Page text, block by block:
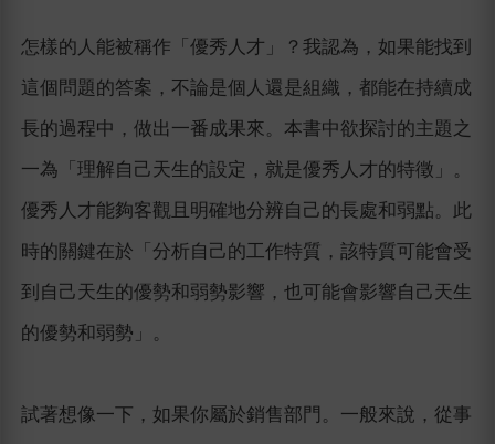
怎樣的人能被稱作「優秀人才」？我認為，如果能找到
這個問題的答案，不論是個人還是組織，都能在持續成
長的過程中，做出一番成果來。本書中欲探討的主題之
一為「理解自己天生的設定，就是優秀人才的特徵」。
優秀人才能夠客觀且明確地分辨自己的長處和弱點。此
時的關鍵在於「分析自己的工作特質，該特質可能會受
到自己天生的優勢和弱勢影響，也可能會影響自己天生
的優勢和弱勢」。
試著想像一下，如果你屬於銷售部門。一般來說，從事